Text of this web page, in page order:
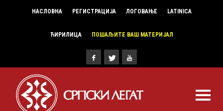
НАСЛОВНА РЕГИСТРАЦИЈА ЛОГОВАЊЕ LATINICA
ЋИРИЛИЦА ПОШАЉИТЕ ВАШ МАТЕРИЈАЛ